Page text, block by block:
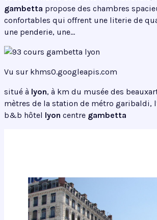
gambetta propose des chambres
confortables qui offrent une literie de
une penderie, une…
Vu sur khms0.googleapis.com
situé à lyon, à km du musée des
mètres de la station de métro garibaldi,
b&b hôtel lyon centre gambetta